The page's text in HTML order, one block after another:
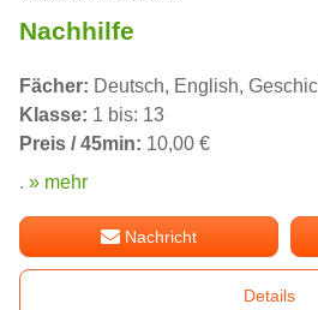
Nachhilfe
Fächer: Deutsch, English,
Klasse: 1 bis: 13
Preis / 45min: 10,00 €
. » mehr
Nachricht
Details